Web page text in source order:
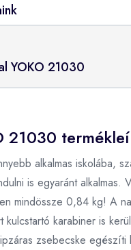
YOKO 21030
21030
alkalmas iskolába,
is egyaránt
mindössze 0,84 kg! A
karabiner is
zsebecske